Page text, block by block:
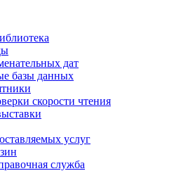
дат
базы данных
скорости чтения
услуг
служба